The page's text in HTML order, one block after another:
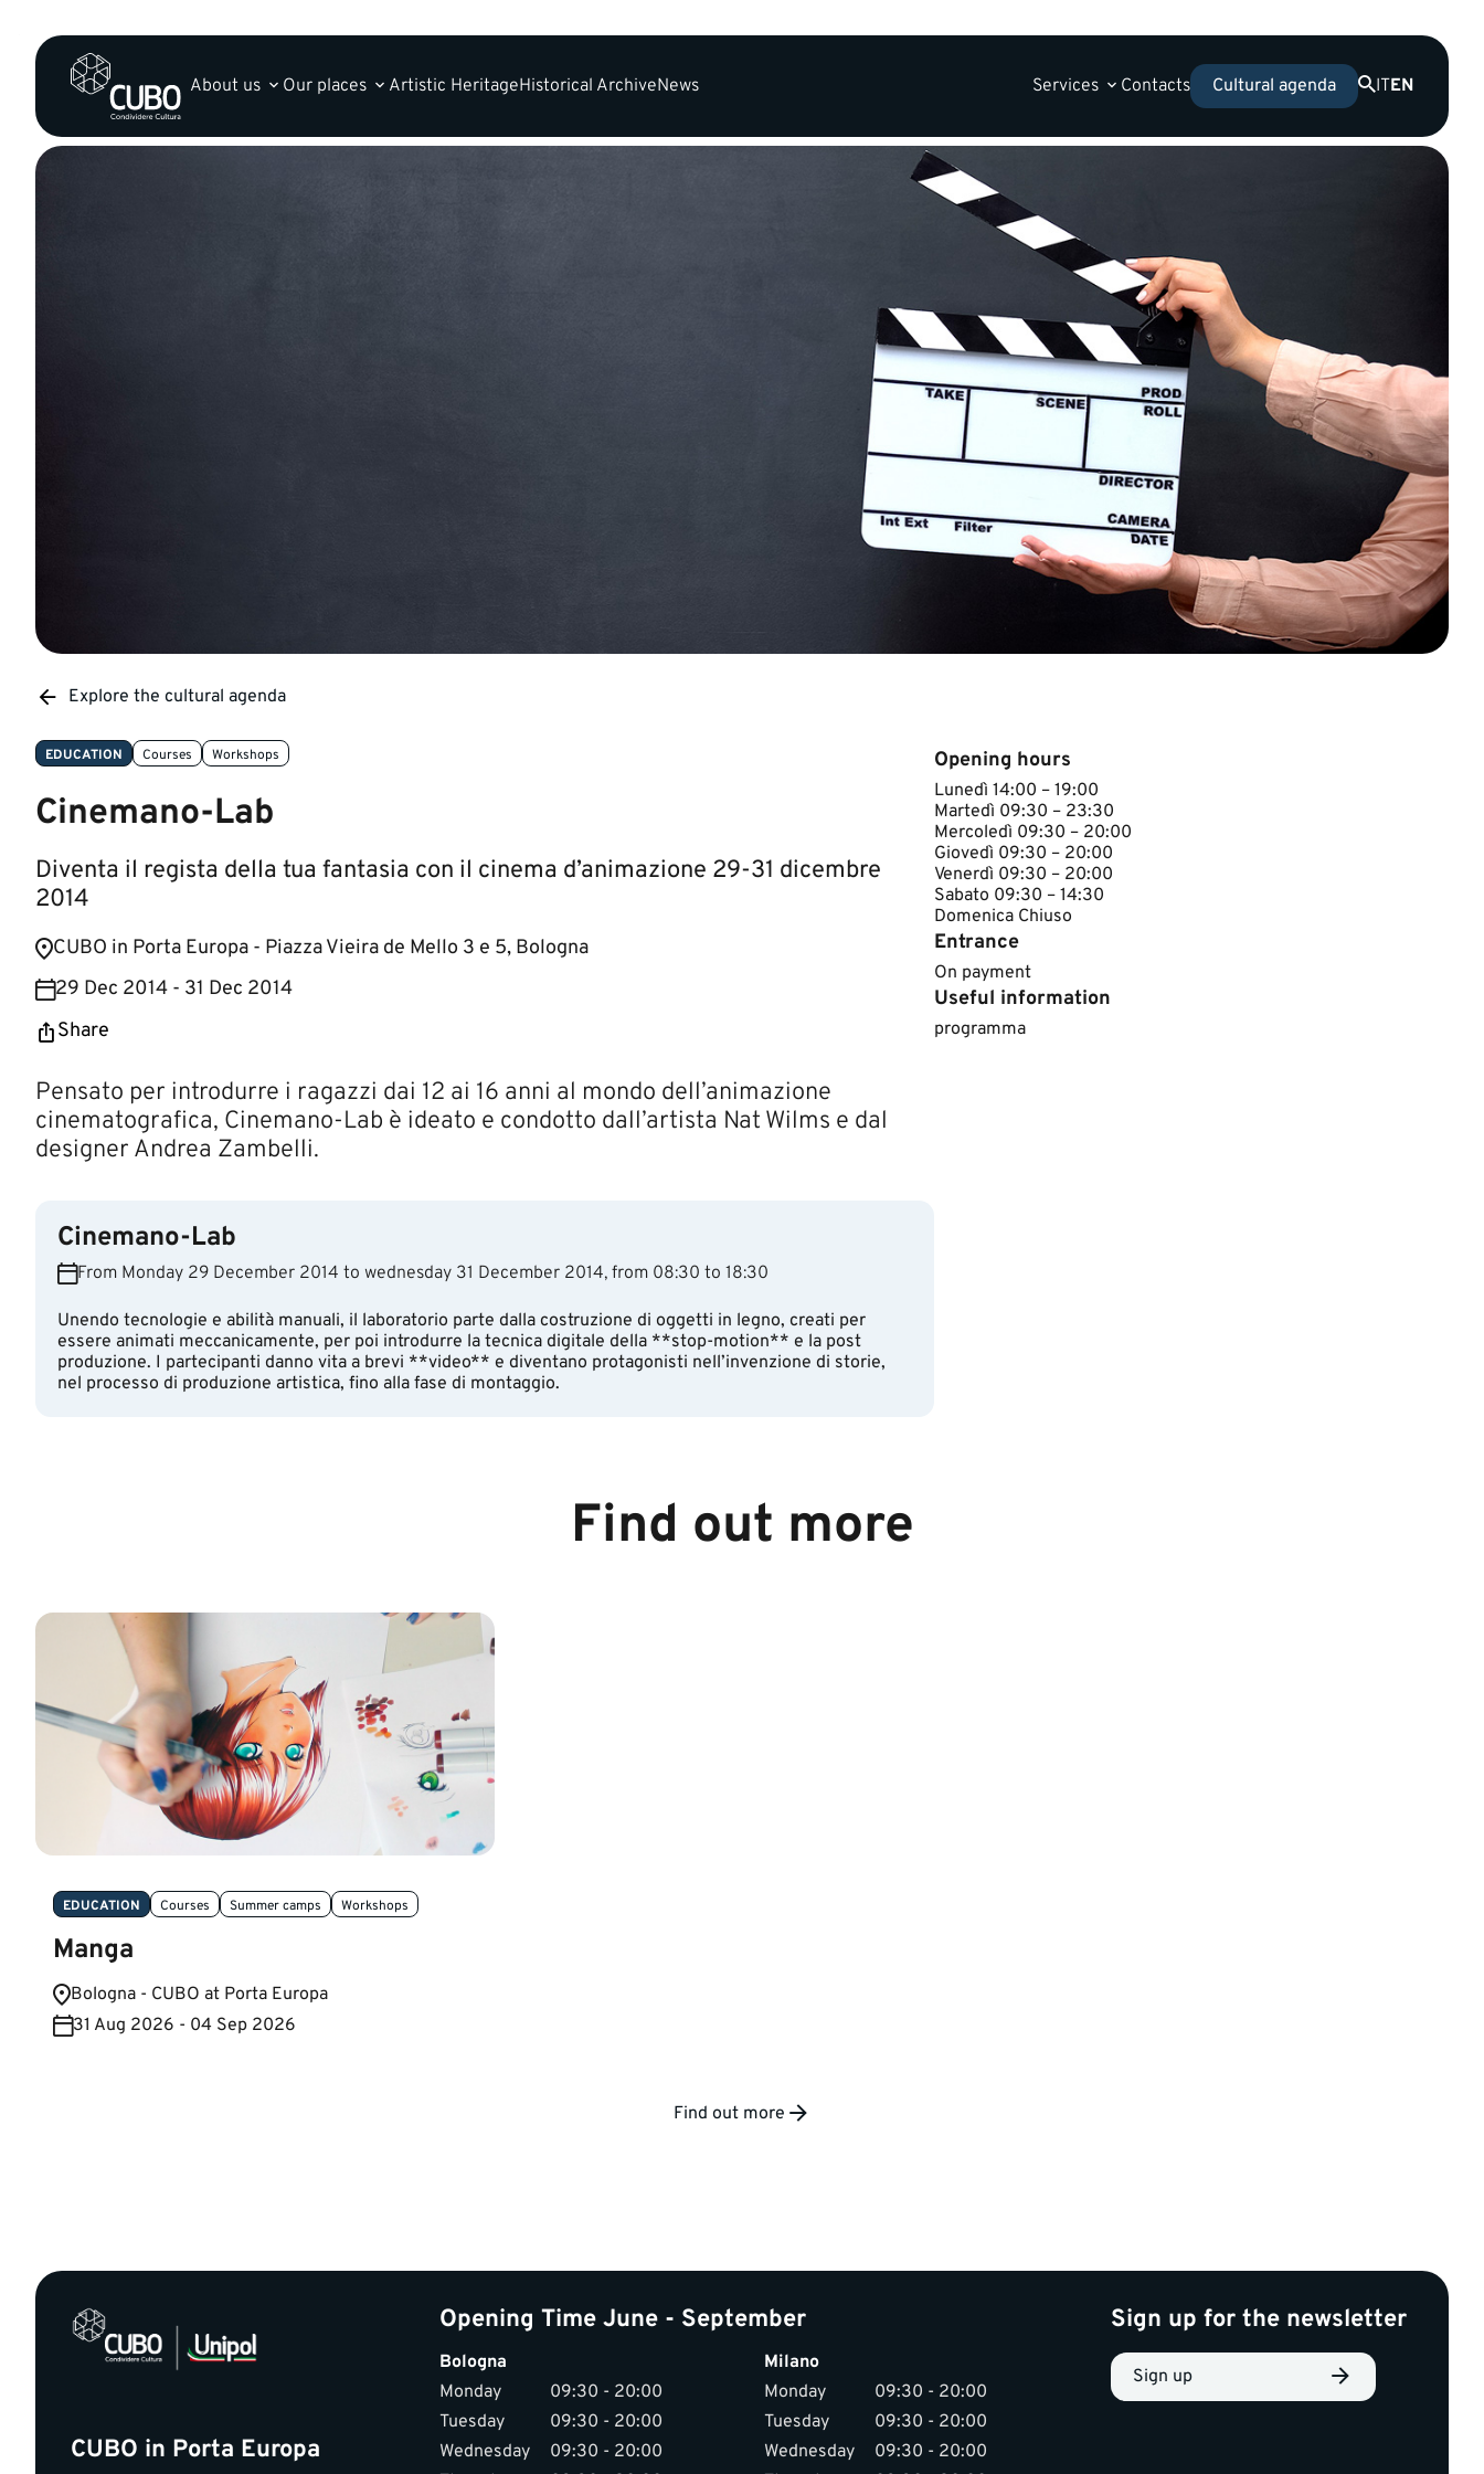
About us Our places Artistic HeritageHistorical ArchiveNews Services Contacts Cultural agenda ITEN
Explore the cultural agenda
EDUCATION Courses Workshops
Cinemano-Lab
Diventa il regista della tua fantasia con il cinema d’animazione 29-31 dicembre
2014
​CUBO in Porta Europa - Piazza Vieira de Mello 3 e 5, Bologna
29 Dec 2014 - 31 Dec 2014
Share
​​​​Pensato per introdurre i ragazzi dai 12 ai 16 anni al mondo dell’animazione
cinematografica, Cinemano-Lab è ideato e condotto dall’artista Nat Wilms e dal
designer Andrea Zambelli. ​​​​
Cinemano-Lab
From Monday 29 December 2014 to wednesday 31 December 2014, from 08:30 to 18:30
Unendo tecnologie e abilità manuali, il laboratorio parte dalla costruzione di oggetti in legno, creati per
essere animati meccanicamente, per poi introdurre la tecnica digitale della **stop-motion** e la post
produzione. I partecipanti danno vita a brevi **video** e diventano protagonisti nell’invenzione di storie,
nel processo di produzione artistica, fino alla fase di montaggio.
Opening hours
​Lunedì 14:00 – 19:00
Martedì 09:30 – 23:30
Mercoledì 09:30 – 20:00
Giovedì 09:30 – 20:00
Venerdì 09:30 – 20:00
Sabato 09:30 – 14:30
Domeni​ca Chiuso​​​​​
Entrance
On payment
Useful information
​​​​programma​
Find out more
EDUCATION Courses Summer camps Workshops
Manga
Bologna - CUBO at Porta Europa
31 Aug 2026 - 04 Sep 2026
Find out more
CUBO in Porta Europa
Opening Time June - September
Bologna
Monday
09:30 - 20:00
Tuesday
09:30 - 20:00
Wednesday
09:30 - 20:00
Milano
Monday
09:30 - 20:00
Tuesday
09:30 - 20:00
Wednesday
09:30 - 20:00
Sign up for the newsletter
Sign up